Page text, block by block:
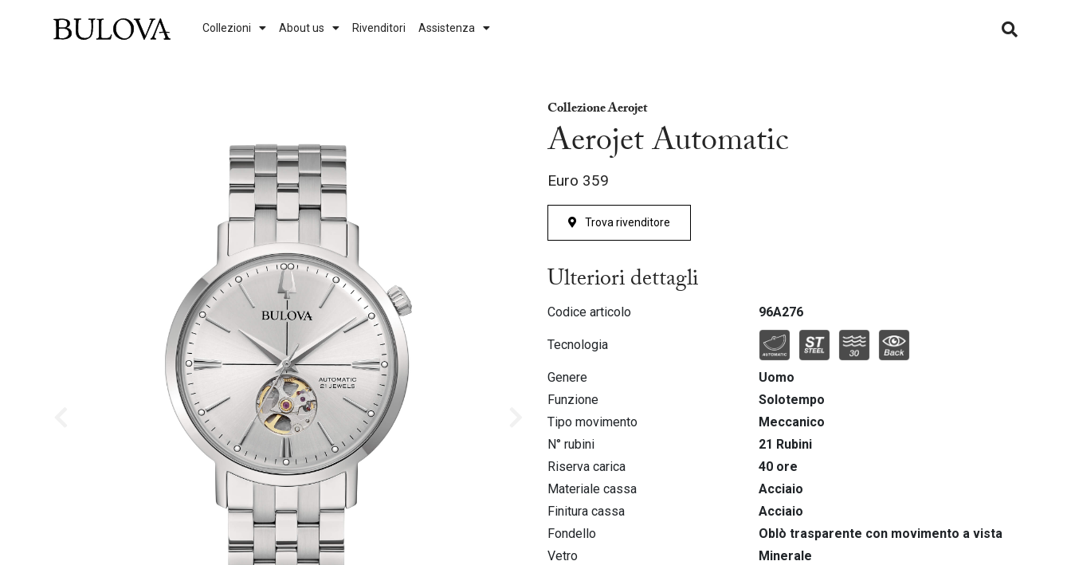
Collezioni
Donna
Vedi tutti i modelli
Aerojet
Classic
Classic Diamonds
Clipper
High Precision 262kHz
Jet Star
Maquina
Oceanographer
Rubaiyat
Snorkel
Surveyor
Sutton
Wilton
About us Rivenditori Assistenza
Collezione Aerojet
Aerojet Automatic
Euro 359
Trova rivenditore
Ulteriori dettagli
Codice articolo 96A276
Tecnologia
Genere
Uomo
Funzione
Solotempo
Tipo movimento
Meccanico
N° rubini
21 Rubini
Riserva carica
40 ore
Materiale cassa
Acciaio
Finitura cassa
Acciaio
Fondello
Oblò trasparente con movimento a vista
Vetro
Minerale